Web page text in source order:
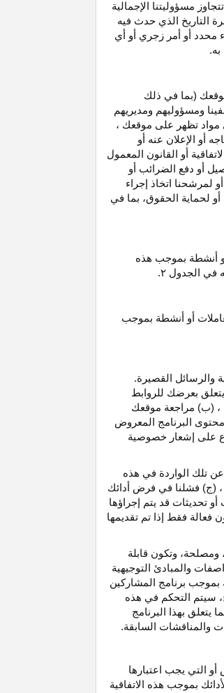
مسؤوليتنا الإجمالية
التاريخ الذي حدث فيه
محدد أو أمر زجري أو أي
(بما في ذلك
ومسؤوليهم ومديريهم
مواد تظهر على موقعك ،
أو الإعلان عنه أو
أو القانون المعمول
أو دفع الضرائب أو
لمرشحنا اتخاذ إجراء
لحماية الحقوق، بما في
أو أنشطة بموجب هذه
في الجدول ۲.
أو أنشطة بموجب
والرسائل القصيرة.
بعرضك للروابط
، (ب) مراجعة موقعك
البرنامج المعروض
على إشعار خصوصية
تلك الواردة في هذه
، (ج) فشلنا في فرض أدائك
تحديثات قد يتم إجراؤها
فعالة فقط إذا تم تقديمها
ومصلحة، وتكون قابلة
والمبادئ التوجيهية
بموجب برنامج المشاركين
سيتم التحكم في هذه
يتعلق بهذا البرنامج
والمناقشات السابقة.
أو التي يجب اعتبارها
بموجب هذه الاتفاقية